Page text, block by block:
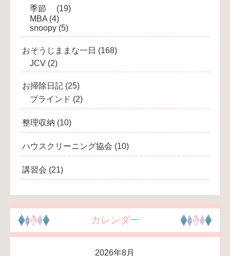
季節
(19)
MBA (4)
snoopy (5)
おそうじままな一日 (168)
JCV (2)
お掃除日記 (25)
ブラインド (2)
整理収納 (10)
ハウスクリーニング協会 (10)
講習会 (21)
カレンダー
2026年8月